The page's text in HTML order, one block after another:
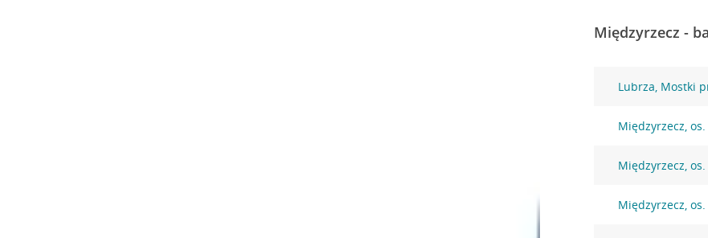
Międzyrzecz -
Lubrza, Mostki
Międzyrzecz,
Międzyrzecz,
Międzyrzecz,